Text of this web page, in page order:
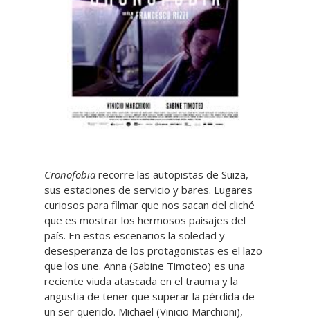
Cronofobia recorre las autopistas de Suiza,
sus estaciones de servicio y bares. Lugares
curiosos para filmar que nos sacan del cliché
que es mostrar los hermosos paisajes del
país. En estos escenarios la soledad y
desesperanza de los protagonistas es el lazo
que los une. Anna (Sabine Timoteo) es una
reciente viuda atascada en el trauma y la
angustia de tener que superar la pérdida de
un ser querido. Michael (Vinicio Marchioni),